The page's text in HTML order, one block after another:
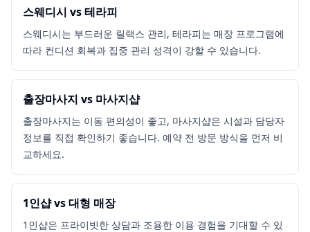
스웨디시 vs 테라피
스웨디시는 부드러운 릴랙스 관리, 테라피는 매장 프로그램에
따라 컨디션 회복과 집중 관리 성격이 강할 수 있습니다.
출장마사지 vs 마사지샵
출장마사지는 이동 편의성이 좋고, 마사지샵은 시설과 담당자
정보를 직접 확인하기 좋습니다. 예약 전 방문 방식을 먼저 비
교하세요.
1인샵 vs 대형 매장
1인샵은 프라이빗한 상담과 조용한 이용 경험을 기대할 수 있